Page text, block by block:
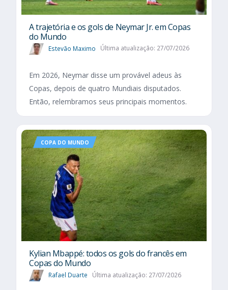
A trajetória e os gols de Neymar Jr. em Copas
do Mundo
Estevão Maximo Última atualização: 27/07/2026
Em 2026, Neymar disse um provável adeus às
Copas, depois de quatro Mundiais disputados.
Então, relembramos seus principais momentos.
COPA DO MUNDO
Kylian Mbappé: todos os gols do francês em
Copas do Mundo
Rafael Duarte Última atualização: 27/07/2026